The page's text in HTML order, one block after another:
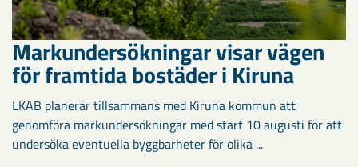
Markundersökningar visar vägen
för framtida bostäder i Kiruna
LKAB planerar tillsammans med Kiruna kommun att
genomföra markundersökningar med start 10 augusti för att
undersöka eventuella byggbarheter för olika ...